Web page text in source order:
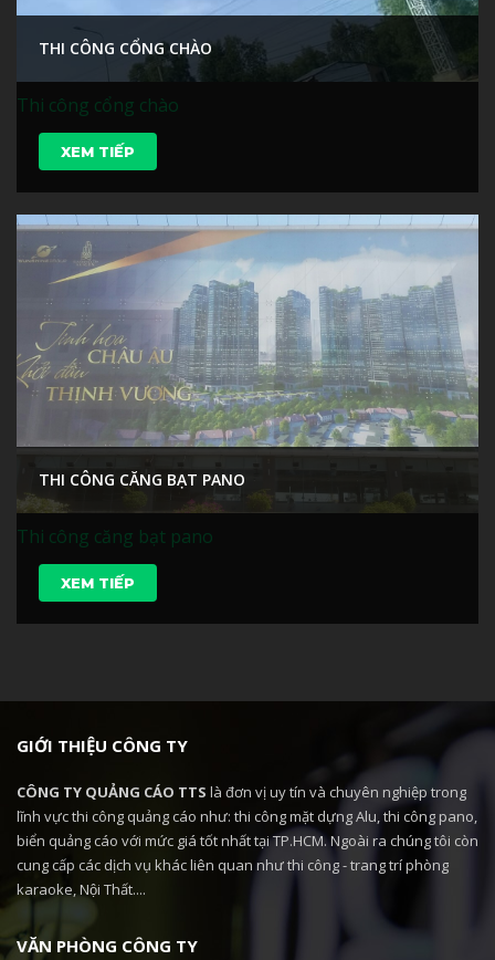
THI CÔNG CỔNG CHÀO
XEM TIẾP
Thi công cổng chào
THI CÔNG CĂNG BẠT PANO
XEM TIẾP
Thi công căng bạt pano
GIỚI THIỆU CÔNG TY
CÔNG TY QUẢNG CÁO TTS là đơn vị uy tín và chuyên nghiệp trong
lĩnh vực thi công quảng cáo như: thi công mặt dựng Alu, thi công pano,
biển quảng cáo với mức giá tốt nhất tại TP.HCM. Ngoài ra chúng tôi còn
cung cấp các dịch vụ khác liên quan như thi công - trang trí phòng
karaoke, Nội Thất....
VĂN PHÒNG CÔNG TY